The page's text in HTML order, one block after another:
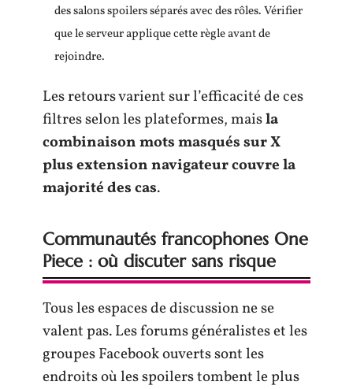
des salons spoilers séparés avec des rôles. Vérifier
que le serveur applique cette règle avant de
rejoindre.
Les retours varient sur l’efficacité de ces
filtres selon les plateformes, maisla
combinaison mots masqués sur X
plus extension navigateur couvre la
majorité des cas.
Communautés francophones One
Piece : où discuter sans risque
Tous les espaces de discussion ne se
valent pas. Les forums généralistes et les
groupes Facebook ouverts sont les
endroits où les spoilers tombent le plus